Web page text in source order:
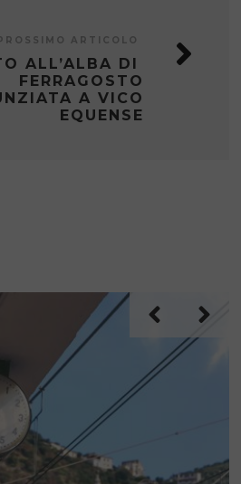
PROSSIMO ARTICOLO
ALL’ALBA DI
FERRAGOSTO
A VICO
EQUENSE